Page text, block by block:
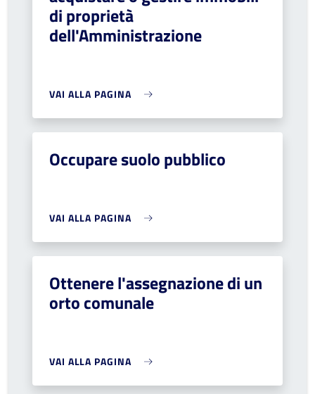
di proprietà
dell'Amministrazione
VAI ALLA PAGINA
Occupare suolo pubblico
VAI ALLA PAGINA
Ottenere l'assegnazione di un
orto comunale
VAI ALLA PAGINA